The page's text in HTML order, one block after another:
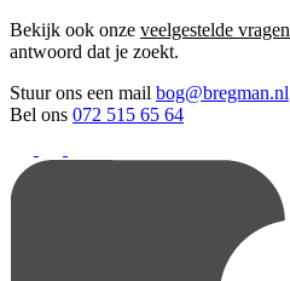
Bekijk ook onze veelgestelde vragen
antwoord dat je zoekt.
Stuur ons een mail bog@bregman.nl
Bel ons 072 515 65 64